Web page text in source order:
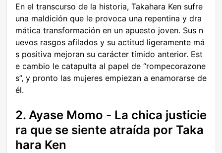
En el transcurso de la historia, Takahara Ken sufre
una maldición que le provoca una repentina y dra
mática transformación en un apuesto joven. Sus n
uevos rasgos afilados y su actitud ligeramente má
s positiva mejoran su carácter tímido anterior. Est
e cambio le catapulta al papel de “rompecorazone
s”, y pronto las mujeres empiezan a enamorarse de
él.
2. Ayase Momo - La chica justicie
ra que se siente atraída por Taka
hara Ken